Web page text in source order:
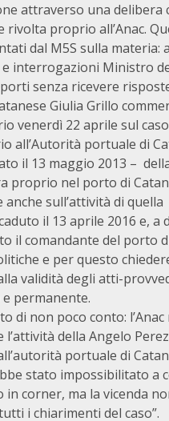
attraverso una delibera
proprio all’Anac.
dal M5S sulla materia:
interrogazioni Ministro
senza ricevere
Giulia Grillo
venerdì 22 aprile sul
all’Autorità portuale di
il 13 maggio 2013 –
proprio nel porto di
sull’attività di quella
il 13 aprile 2016 e,
il comandante del porto
e per questo
validità degli atti-
permanente.
di non poco conto:
l’attività della Angelo
portuale di
stato impossibilitato a
in corner, ma la vicenda
i chiarimenti del caso”.